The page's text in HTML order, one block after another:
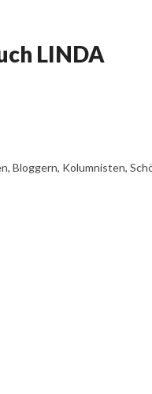
LINDA
Bloggern, Kolumnisten,